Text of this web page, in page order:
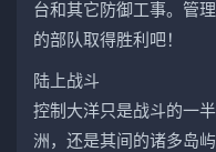
台和其它防御工事。管
的部队取得胜利吧！
陆上战斗
控制大洋只是战斗的一
洲，还是其间的诸多岛